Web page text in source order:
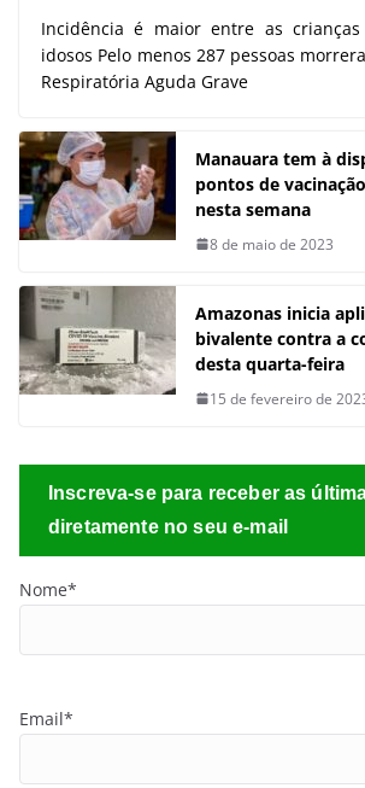
Incidência é maior entre as
idosos Pelo menos 287 pessoas
Respiratória Aguda Grave
Manauara tem à
pontos de
nesta semana
8 de maio de 2023
Amazonas inicia
bivalente contra a
desta quarta-feira
15 de fevereiro de
Inscreva-se para receber as
diretamente no seu e-mail
Nome*
Email*